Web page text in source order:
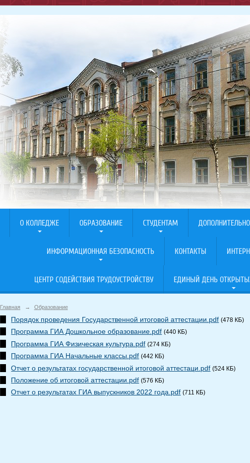
О КОЛЛЕДЖЕ ОБРАЗОВАНИЕ СТУДЕНТАМ
ИНФОРМАЦИОННАЯ БЕЗОПАСНОСТЬ КОНТАКТЫ
ЦЕНТР СОДЕЙСТВИЯ ТРУДОУСТРОЙСТВУ ЕДИНЫЙ ДЕНЬ
Главная → Образование
Порядок проведения Государственной итоговой аттестации.pdf (478 КБ)
Программа ГИА Дошкольное образование.pdf (440 КБ)
Программа ГИА Физическая культура.pdf (274 КБ)
Программа ГИА Начальные классы.pdf (442 КБ)
Отчет о результатах государственной итоговой аттестаци.pdf (524 КБ)
Положение об итоговой аттестации.pdf (576 КБ)
Отчет о результатах ГИА выпускников 2022 года.pdf (711 КБ)